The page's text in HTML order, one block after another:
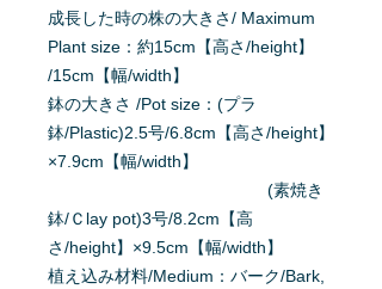
成長した時の株の大きさ/ Maximum
Plant size：約15cm【高さ/height】
/15cm【幅/width】
鉢の大きさ /Pot size：(プラ
鉢/Plastic)2.5号/6.8cm【高さ/height】
×7.9cm【幅/width】
(素焼き
鉢/Ｃlay pot)3号/8.2cm【高
さ/height】×9.5cm【幅/width】
植え込み材料/Medium：バーク/Bark,